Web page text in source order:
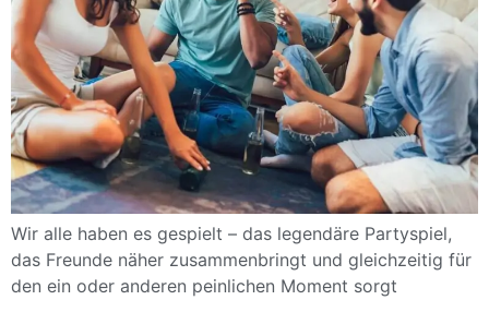
Wir alle haben es gespielt – das legendäre Partyspiel,
das Freunde näher zusammenbringt und gleichzeitig für
den ein oder anderen peinlichen Moment sorgt